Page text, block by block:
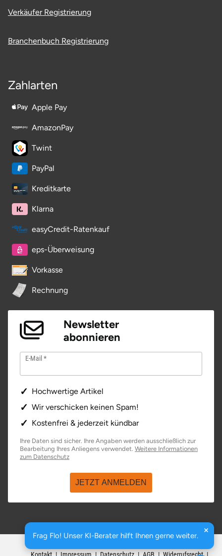
Frag Flo! Unser KI-Berater hilft Ihnen gerne weiter.
Verkäufer Registrierung
Branchenbuch Registrierung
Zahlarten
Apple Pay
AmazonPay
Twint
PayPal
Kreditkarte
Klarna
easyCredit-Ratenkauf
eps-Überweisung
Vorkasse
Rechnung
Newsletter
abonnieren
E-Mail
Hochwertige Artikel
Wir verschicken keinen Spam!
Kostenfrei & jederzeit kündbar
Ihre Daten sind sicher. Ihre Angaben werden ausschließlich zur
Bearbeitung Ihres Anliegens verwendet. Weitere Informationen
zum Datenschutzöffnet in neuem Fenster
JETZT ANMELDEN
basenio.de 99084
Kontakt
Impressum Datenschutz AGB Widerrufsrecht
Münster
Nagold
Nesselwang
Nidda
Nordwestmecklenburg
Nürnberg
Oberhavel
Odenwald
Oder-Spree
Oldenburg
Oy-Mittelberg
Passau
Pforzheim
Potsdam